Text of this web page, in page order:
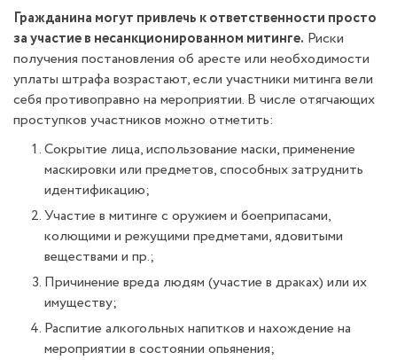
Гражданина могут привлечь к ответственности просто
за участие в несанкционированном митинге. Риски
получения постановления об аресте или необходимости
уплаты штрафа возрастают, если участники митинга вели
себя противоправно на мероприятии. В числе отягчающих
проступков участников можно отметить:
Сокрытие лица, использование маски, применение
маскировки или предметов, способных затруднить
идентификацию;
Участие в митинге с оружием и боеприпасами,
колющими и режущими предметами, ядовитыми
веществами и пр.;
Причинение вреда людям (участие в драках) или их
имуществу;
Распитие алкогольных напитков и нахождение на
мероприятии в состоянии опьянения;